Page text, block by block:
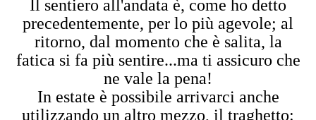
Il sentiero all'andata è, come ho detto
precedentemente, per lo più agevole; al
ritorno, dal momento che è salita, la
fatica si fa più sentire...ma ti assicuro che
ne vale la pena!
In estate è possibile arrivarci anche
utilizzando un altro mezzo, il traghetto: